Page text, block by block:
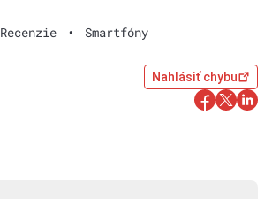
Recenzie • Smartfóny
Nahlásiť chybu